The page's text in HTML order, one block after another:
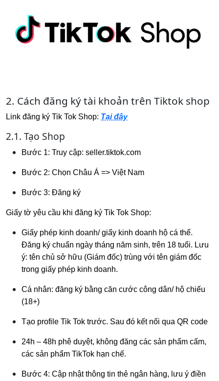
2. Cách đăng ký tài khoản trên Tiktok shop
Link đăng ký Tik Tok Shop: Tại đây
2.1. Tạo Shop
Bước 1: Truy cập: seller.tiktok.com
Bước 2: Chọn Châu Á => Việt Nam
Bước 3: Đăng ký
Giấy tờ yêu cầu khi đăng ký Tik Tok Shop:
Giấy phép kinh doanh/ giấy kinh doanh hộ cá thể.
Đăng ký chuẩn ngày tháng năm sinh, trên 18 tuổi. Lưu
ý: tên chủ sở hữu (Giám đốc) trùng với tên giám đốc
trong giấy phép kinh doanh.
Cá nhân: đăng ký bằng căn cước công dân/ hộ chiếu
(18+)
Tạo profile Tik Tok trước. Sau đó kết nối qua QR code
24h – 48h phê duyệt, không đăng các sản phẩm cấm,
các sản phẩm TikTok hạn chế.
Bước 4: Cập nhật thông tin thẻ ngân hàng, lưu ý điền